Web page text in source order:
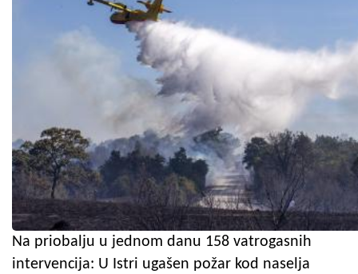
Na priobalju u jednom danu 158 vatrogasnih
intervencija: U Istri ugašen požar kod naselja